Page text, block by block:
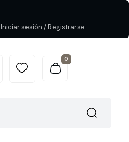
Iniciar sesión / Registrarse
0